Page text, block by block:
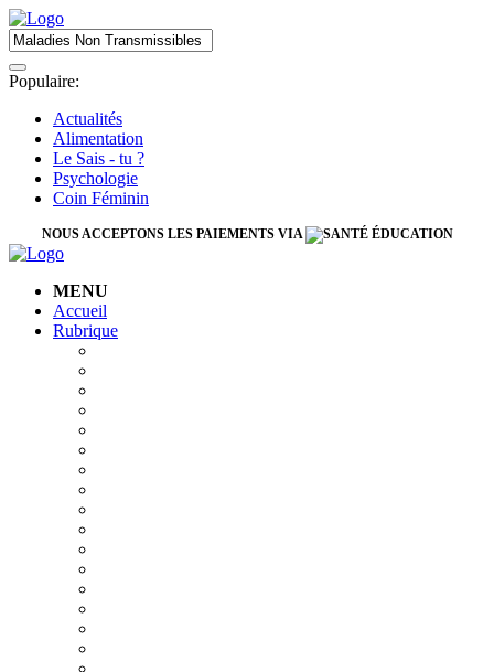
Populaire:
Actualités
Alimentation
Le Sais - tu ?
Psychologie
Coin Féminin
NOUS ACCEPTONS LES PAIEMENTS VIA
MENU
Accueil
Rubrique